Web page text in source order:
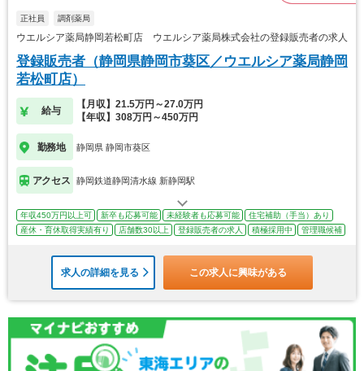
正社員 調剤薬局
ウエルシア薬局静岡若松町店 ウエルシア薬局株式会社の登録販売者の求人
登録販売者（静岡県静岡市葵区／ウエルシア薬局静岡
若松町店）
給与
【月収】21.5万円～27.0万円
【年収】308万円～450万円
勤務地 静岡県 静岡市葵区
アクセス 静岡鉄道静岡清水線 新静岡駅
年収450万円以上可 新卒も応募可能 未経験者も応募可能
住宅補助（手当）あり
産休・育休取得実績有り
店舗数30以上 登録販売者の求人 積極採用中 管理職候補
求人の詳細を見る この求人に興味がある